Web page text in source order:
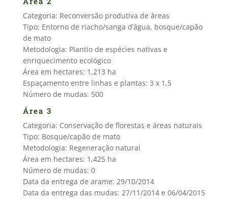
Categoria: Reconversão produtiva de áreas
Tipo: Entorno de riacho/sanga d’água, bosque/capão
de mato
Metodologia: Plantio de espécies nativas e
enriquecimento ecológico
Área em hectares: 1,213 ha
Espaçamento entre linhas e plantas: 3 x 1,5
Número de mudas: 500
Área 3
Categoria: Conservação de florestas e áreas naturais
Tipo: Bosque/capão de mato
Metodologia: Regeneração natural
Área em hectares: 1,425 ha
Número de mudas: 0
Data da entrega de arame: 29/10/2014
Data da entrega das mudas: 27/11/2014 e 06/04/2015